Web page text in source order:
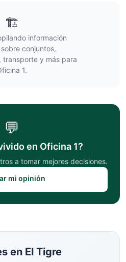
🏗️
información
conjuntos,
transporte y más para
1.
💬
en Oficina 1?
a tomar mejores decisiones.
mi opinión
en El Tigre